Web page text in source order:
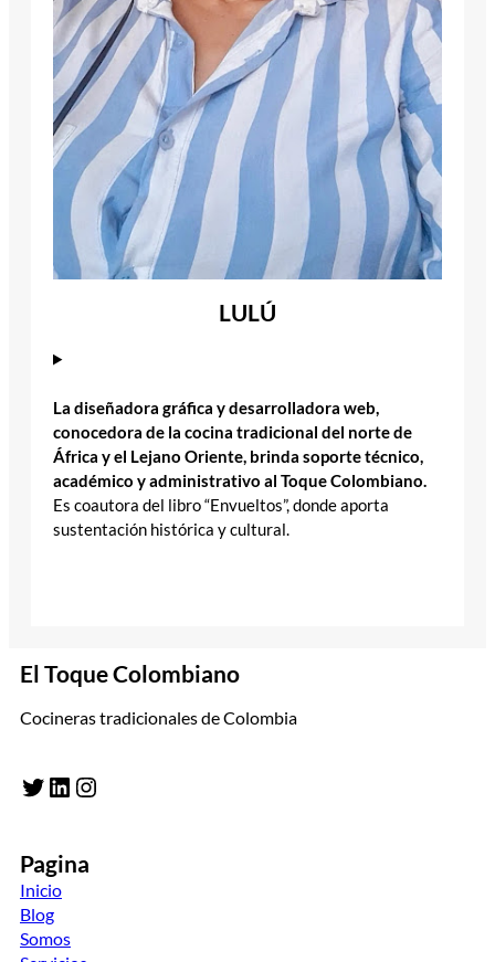
LULÚ
La diseñadora gráfica y desarrolladora web,
conocedora de la cocina tradicional del norte de
África y el Lejano Oriente, brinda soporte técnico,
académico y administrativo al Toque Colombiano.
Es coautora del libro “Envueltos”, donde aporta
sustentación histórica y cultural.
El Toque Colombiano
Cocineras tradicionales de Colombia
Twitter LinkedIn Instagram
Pagina
Inicio
Blog
Somos